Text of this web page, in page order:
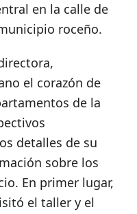
en la calle de
roceño.
el corazón de
de la
detalles de su
sobre los
En primer lugar,
el taller y el